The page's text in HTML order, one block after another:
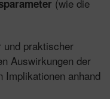
(wie die
und praktischer
Auswirkungen der
Implikationen anhand